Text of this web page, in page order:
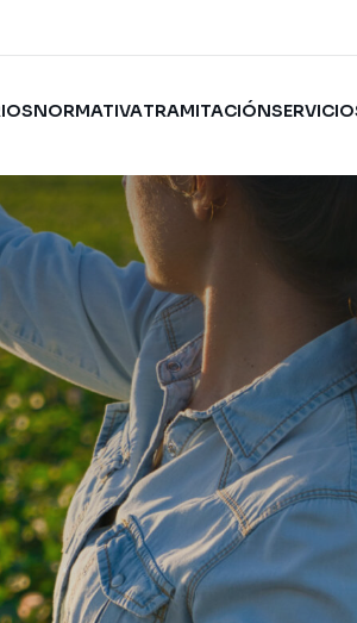
NORMATIVATRAMITACIÓN